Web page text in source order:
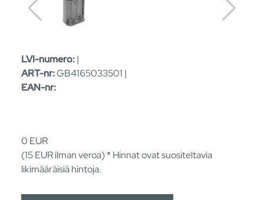
LVI-numero:|
ART-nr:GB4165033501 |
EAN-nr:
0 EUR
(15EURilman veroa) * Hinnat ovat suositeltavia
likimääräisiä hintoja.